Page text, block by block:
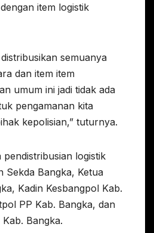
item logistik
semuanya
dan item item
umum ini jadi tidak ada
pengamanan kita
kepolisian,” tuturnya.
pendistribusian logistik
Sekda Bangka, Ketua
Kadin Kesbangpol Kab.
PP Kab. Bangka, dan
Bangka.